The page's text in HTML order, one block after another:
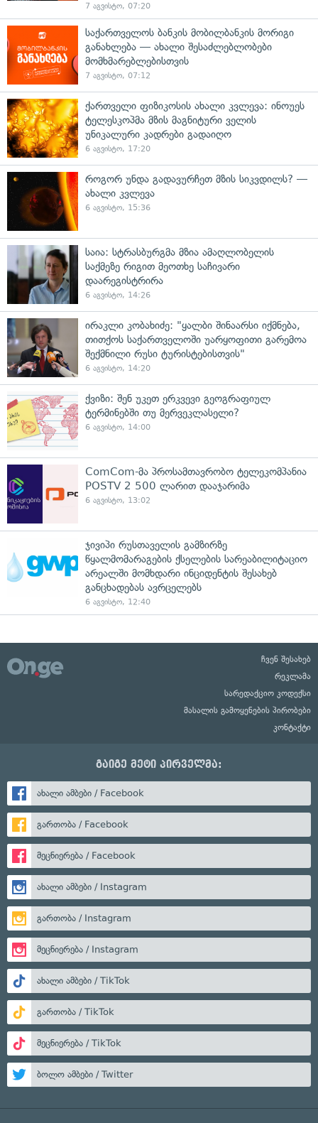
7 აგვისტო, 07:20
საქართველოს ბანკის მობილბანკის მორიგი
განახლება — ახალი შესაძლებლობები
მომხმარებლებისთვის
7 აგვისტო, 07:12
ქართველი ფიზიკოსის ახალი კვლევა: ინოუეს
ტელესკოპმა მზის მაგნიტური ველის
უნიკალური კადრები გადაიღო
6 აგვისტო, 17:20
როგორ უნდა გადავურჩეთ მზის სიკვდილს? —
ახალი კვლევა
6 აგვისტო, 15:36
საია: სტრასბურგმა მზია ამაღლობელის
საქმეზე რიგით მეოთხე საჩივარი
დაარეგისტრირა
6 აგვისტო, 14:26
ირაკლი კობახიძე: "ყალბი შინაარსი იქმნება,
თითქოს საქართველოში უარყოფითი გარემოა
შექმნილი რუსი ტურისტებისთვის"
6 აგვისტო, 14:20
ქვიზი: შენ უკეთ ერკვევი გეოგრაფიულ
ტერმინებში თუ მერვეკლასელი?
6 აგვისტო, 14:00
ComCom-მა პროსამთავრობო ტელეკომპანია
POSTV 2 500 ლარით დააჯარიმა
6 აგვისტო, 13:02
ჯივიპი რუსთაველის გამზირზე
წყალმომარაგების ქსელების სარეაბილიტაციო
არეალში მომხდარი ინციდენტის შესახებ
განცხადებას ავრცელებს
6 აგვისტო, 12:40
ჩვენ შესახებ
რეკლამა
სარედაქციო კოდექსი
მასალის გამოყენების პირობები
კონტაქტი
გაიგე მეტი პირველმა:
ახალი ამბები / Facebook
გართობა / Facebook
მეცნიერება / Facebook
ახალი ამბები / Instagram
გართობა / Instagram
მეცნიერება / Instagram
ახალი ამბები / TikTok
გართობა / TikTok
მეცნიერება / TikTok
ბოლო ამბები / Twitter